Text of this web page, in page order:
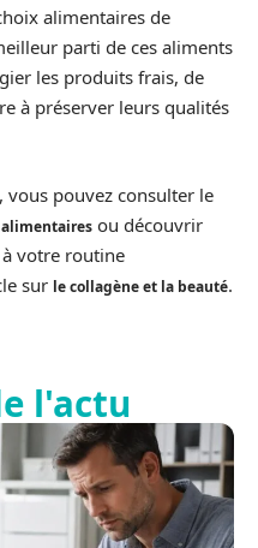
alimentaires de
parti de ces aliments
les produits frais, de
à préserver leurs qualités
vous pouvez consulter le
ou découvrir
votre routine
sur le collagène et la beauté.
l'actu